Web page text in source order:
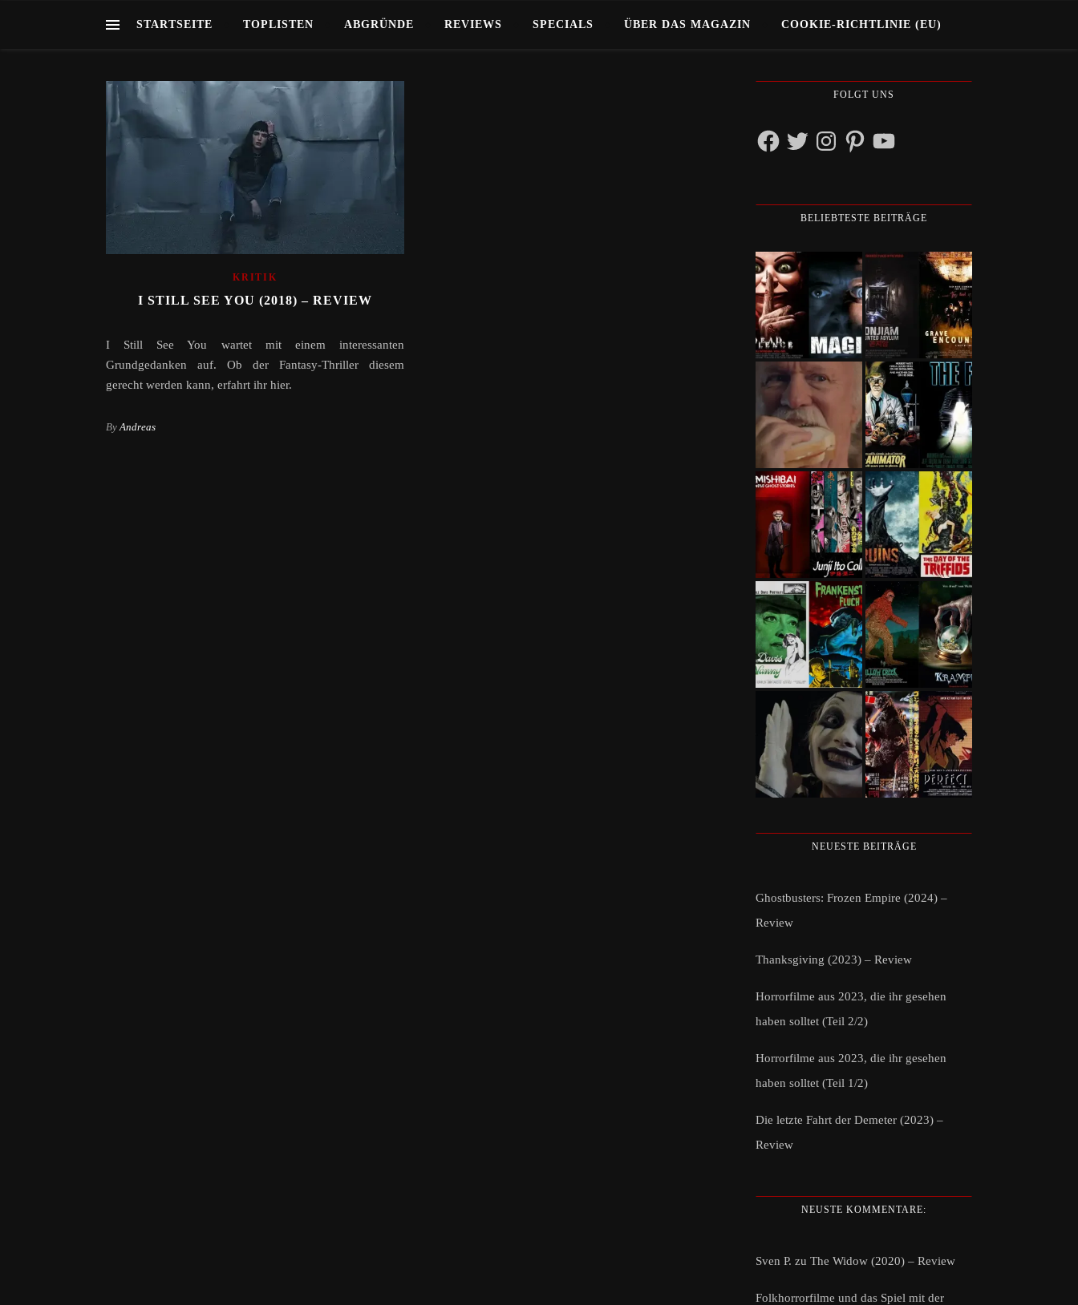
STARTSEITE TOPLISTEN ABGRÜNDE REVIEWS SPECIALS ÜBER DAS MAGAZIN COOKIE-RICHTLINIE (EU)
KRITIK
I STILL SEE YOU (2018) – REVIEW
I Still See You wartet mit einem interessanten
Grundgedanken auf. Ob der Fantasy-Thriller diesem
gerecht werden kann, erfahrt ihr hier.
By Andreas
FOLGT UNS
FacebookTwitterInstagramPinterestYouTube
BELIEBTESTE BEITRÄGE
NEUESTE BEITRÄGE
Ghostbusters: Frozen Empire (2024) –
Review
Thanksgiving (2023) – Review
Horrorfilme aus 2023, die ihr gesehen
haben solltet (Teil 2/2)
Horrorfilme aus 2023, die ihr gesehen
haben solltet (Teil 1/2)
Die letzte Fahrt der Demeter (2023) –
Review
NEUSTE KOMMENTARE:
Sven P. zu The Widow (2020) – Review
Folkhorrorfilme und das Spiel mit der